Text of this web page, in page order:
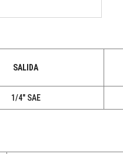
SALIDA
1/4" SAE